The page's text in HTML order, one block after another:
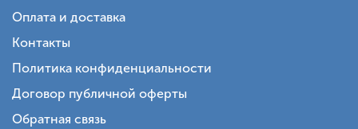
Оплата и доставка
Контакты
Политика конфиденциальности
Договор публичной оферты
Обратная связь